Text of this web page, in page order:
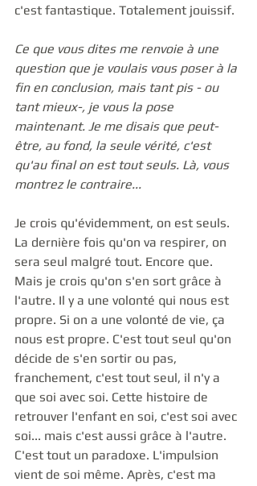
c'est fantastique. Totalement jouissif.
Ce que vous dites me renvoie à une
question que je voulais vous poser à la
fin en conclusion, mais tant pis - ou
tant mieux-, je vous la pose
maintenant. Je me disais que peut-
être, au fond, la seule vérité, c'est
qu'au final on est tout seuls. Là, vous
montrez le contraire...
Je crois qu'évidemment, on est seuls.
La dernière fois qu'on va respirer, on
sera seul malgré tout. Encore que.
Mais je crois qu'on s'en sort grâce à
l'autre. Il y a une volonté qui nous est
propre. Si on a une volonté de vie, ça
nous est propre. C'est tout seul qu'on
décide de s'en sortir ou pas,
franchement, c'est tout seul, il n'y a
que soi avec soi. Cette histoire de
retrouver l'enfant en soi, c'est soi avec
soi... mais c'est aussi grâce à l'autre.
C'est tout un paradoxe. L'impulsion
vient de soi même. Après, c'est ma